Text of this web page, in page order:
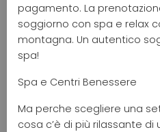
pagamento. La
soggiorno con spa e relax
montagna. Un autentico
spa!
Spa e Centri Benessere
Ma perche scegliere una
cosa c’è di più rilassante di